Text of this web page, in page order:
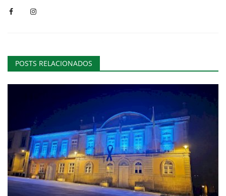
POSTS RELACIONADOS